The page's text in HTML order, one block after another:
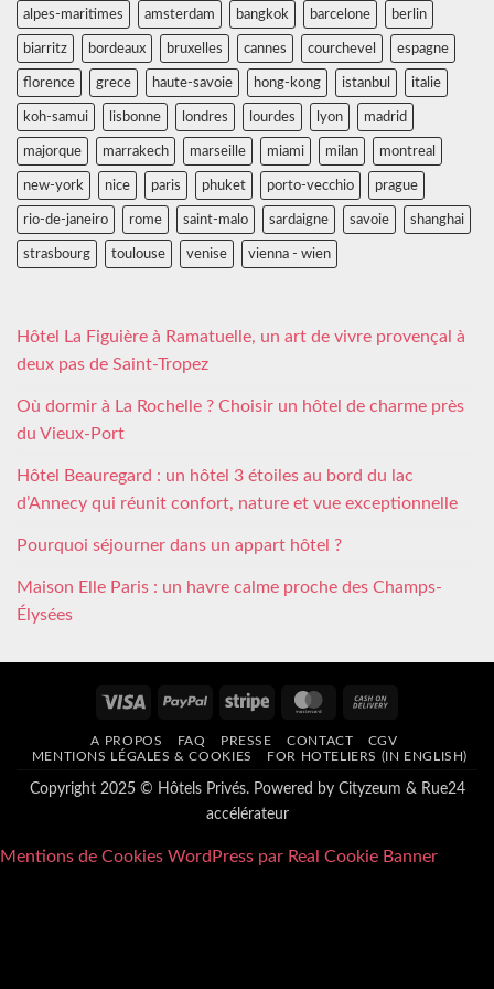
alpes-maritimes amsterdam bangkok barcelone berlin
biarritz bordeaux bruxelles cannes courchevel espagne
florence grece haute-savoie hong-kong istanbul italie
koh-samui lisbonne londres lourdes lyon madrid
majorque marrakech marseille miami milan montreal
new-york nice paris phuket porto-vecchio prague
rio-de-janeiro rome saint-malo sardaigne savoie shanghai
strasbourg toulouse venise vienna - wien
Hôtel La Figuière à Ramatuelle, un art de vivre provençal à
deux pas de Saint-Tropez
Où dormir à La Rochelle ? Choisir un hôtel de charme près
du Vieux-Port
Hôtel Beauregard : un hôtel 3 étoiles au bord du lac
d’Annecy qui réunit confort, nature et vue exceptionnelle
Pourquoi séjourner dans un appart hôtel ?
Maison Elle Paris : un havre calme proche des Champs-
Élysées
Visa PayPal Stripe MasterCard
Delivery
A PROPOS FAQ PRESSE CONTACT
CGV
MENTIONS LÉGALES & COOKIES
FOR HOTELIERS (IN ENGLISH)
Copyright 2025 © Hôtels Privés. Powered by Cityzeum & Rue24
accélérateur
Mentions de Cookies WordPress par Real Cookie Banner